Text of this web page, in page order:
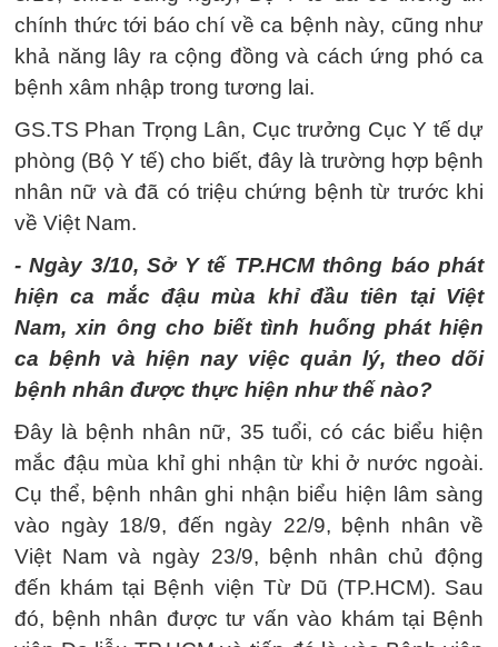
chính thức tới báo chí về ca bệnh này, cũng như
khả năng lây ra cộng đồng và cách ứng phó ca
bệnh xâm nhập trong tương lai.
GS.TS Phan Trọng Lân, Cục trưởng Cục Y tế dự
phòng (Bộ Y tế) cho biết, đây là trường hợp bệnh
nhân nữ và đã có triệu chứng bệnh từ trước khi
về Việt Nam.
- Ngày 3/10, Sở Y tế TP.HCM thông báo phát
hiện ca mắc đậu mùa khỉ đầu tiên tại Việt
Nam, xin ông cho biết tình huống phát hiện
ca bệnh và hiện nay việc quản lý, theo dõi
bệnh nhân được thực hiện như thế nào?
Đây là bệnh nhân nữ, 35 tuổi, có các biểu hiện
mắc đậu mùa khỉ ghi nhận từ khi ở nước ngoài.
Cụ thể, bệnh nhân ghi nhận biểu hiện lâm sàng
vào ngày 18/9, đến ngày 22/9, bệnh nhân về
Việt Nam và ngày 23/9, bệnh nhân chủ động
đến khám tại Bệnh viện Từ Dũ (TP.HCM). Sau
đó, bệnh nhân được tư vấn vào khám tại Bệnh